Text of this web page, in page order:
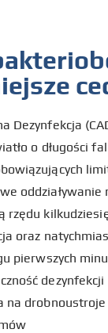
Dezynfekcja
o długości
oddziaływanie
rzędu
oraz
pierwszych
na